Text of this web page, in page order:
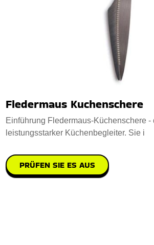
Fledermaus Kuchenschere
Einführung Fledermaus-Küchenschere - ein skurriler, aber
leistungsstarker Küchenbegleiter. Sie i
PRÜFEN SIE ES AUS